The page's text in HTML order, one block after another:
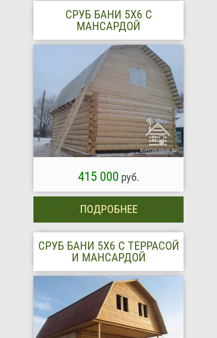
СРУБ БАНИ 5Х6 С
МАНСАРДОЙ
415 000 руб.
ПОДРОБНЕЕ
СРУБ БАНИ 5Х6 С ТЕРРАСОЙ
И МАНСАРДОЙ